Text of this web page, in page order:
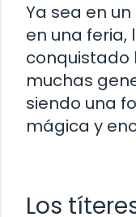
Ya sea en
en una feria,
conquistado
muchas
siendo una
mágica y
Los